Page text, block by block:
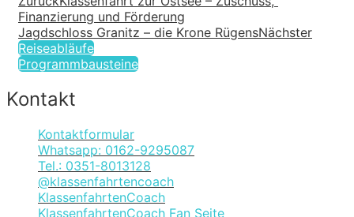
Finanzierung und Förderung
Jagdschloss Granitz – die Krone RügensNächster
Reiseabläufe
Programmbausteine
Kontakt
Kontaktformular
Whatsapp: 0162-9295087
Tel.: 0351-8013128
@klassenfahrtencoach
KlassenfahrtenCoach
KlassenfahrtenCoach Fan Seite